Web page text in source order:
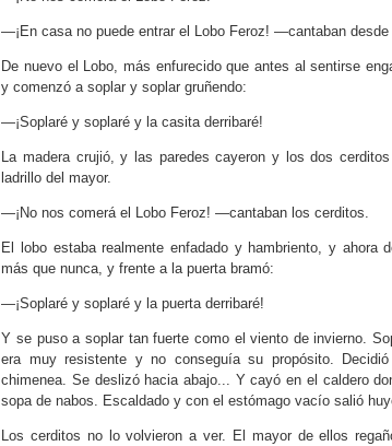
—¡En casa no puede entrar el Lobo Feroz! —cantaban
De nuevo el Lobo, más enfurecido que antes al sentirse
y comenzó a soplar y soplar gruñendo:
—¡Soplaré y soplaré y la casita derribaré!
La madera crujió, y las paredes cayeron y los dos
ladrillo del mayor.
—¡No nos comerá el Lobo Feroz! —cantaban los cerditos.
El lobo estaba realmente enfadado y hambriento, y ahora
más que nunca, y frente a la puerta bramó:
—¡Soplaré y soplaré y la puerta derribaré!
Y se puso a soplar tan fuerte como el viento de invierno.
era muy resistente y no conseguía su propósito.
chimenea. Se deslizó hacia abajo... Y cayó en el caldero
sopa de nabos. Escaldado y con el estómago vacío salió
Los cerditos no lo volvieron a ver. El mayor de ellos